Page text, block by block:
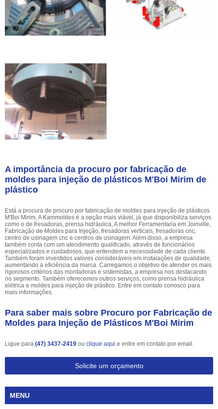
A importância da procuro por fabricação de
moldes para injeção de plásticos M'Boi Mirim de
plástico
Está a procura de procuro por fabricação de moldes para injeção de plásticos
M'Boi Mirim, A Kammoldes é a opção mais viável, já que disponibiliza serviços
como o de fresadoras, prensa hidráulica, A melhor Ferramentaria em Joinville,
Fabricação de Moldes para Injeção, fresadoras verticais, fresadoras cnc,
centro de usinagem cnc e centros de usinagem. Além disso, a empresa
também conta com um atendimento qualificado, através de funcionários
especializados e cuidadosos, que entendem a necessidade de cada cliente.
Também foram investidos valores consideráveis em instalações de qualidade,
aumentando a eficiência da marca. Carregamos o objetivo de atender os mais
rigorosos critérios das montadoras e sistemistas, a empresa nos destacando
no segmento. Também oferecemos outros serviços, como prensa hidráulica
elétrica e moldes para injeção de plástico. Entre em contato conosco para
mais informações.
Para saber mais sobre Procuro por Fabricação de
Moldes para Injeção de Plásticos M'Boi Mirim
Ligue para (47) 3437-2419 ou clique aqui e entre em contato por email.
Solicite um orçamento
MENU